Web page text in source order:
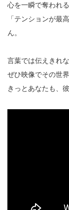
心を一瞬で奪われ
「テンションが最
ん。
言葉では伝えきれ
ぜひ映像でその世
きっとあなたも、